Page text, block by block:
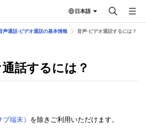
日本語
声通話⋅ビデオ通話の基本情報 音声⋅ビデオ通話するには？
話するには？
端末） を除きご利用いただけます。